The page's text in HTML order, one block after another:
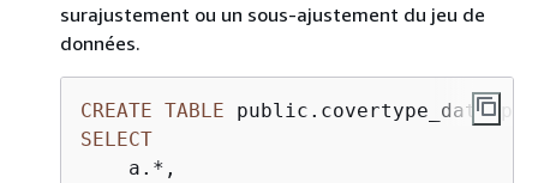
surajustement ou un sous-ajustement du jeu de
données.
CREATE TABLE
SELECT
    a.
* ,